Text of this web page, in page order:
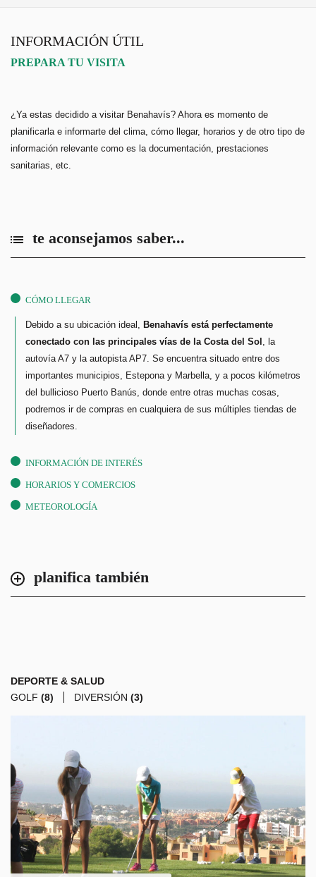
INFORMACIÓN ÚTIL
PREPARA TU VISITA
¿Ya estas decidido a visitar Benahavís? Ahora es momento de
planificarla e informarte del clima, cómo llegar, horarios y de otro tipo de
información relevante como es la documentación, prestaciones
sanitarias, etc.
te aconsejamos saber...
CÓMO LLEGAR
Debido a su ubicación ideal, Benahavís está perfectamente
conectado con las principales vías de la Costa del Sol , la
autovía A7 y la autopista AP7. Se encuentra situado entre dos
importantes municipios, Estepona y Marbella, y a pocos kilómetros
del bullicioso Puerto Banús, donde entre otras muchas cosas,
podremos ir de compras en cualquiera de sus múltiples tiendas de
diseñadores.
INFORMACIÓN DE INTERÉS
HORARIOS Y COMERCIOS
METEOROLOGÍA
planifica también
DEPORTE & SALUD
GOLF (8) DIVERSIÓN (3)